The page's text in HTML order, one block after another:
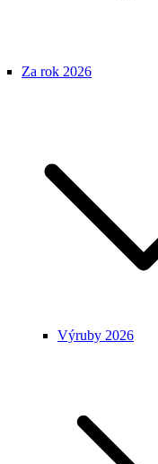
Za rok 2026
Výruby 2026